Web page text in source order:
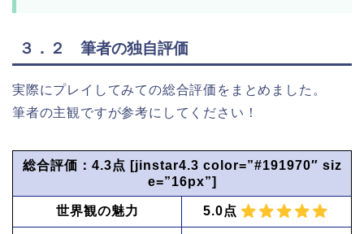
３．２ 筆者の独自評価
実際にプレイしてみての総合評価をまとめました。
筆者の主観ですが参考にしてください！
総合評価：4.3点 [jinstar4.3 color=”#191970″ siz
e=”16px”]
世界観の魅力 5.0点